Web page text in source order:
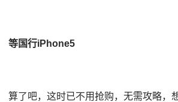
等国行iPhone5
算了吧，这时已不用抢购，无需攻略，